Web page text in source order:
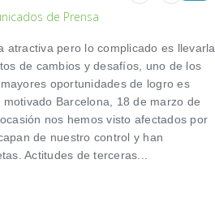
de Prensa
atractiva pero lo complicado es llevarla
de cambios y desafíos, uno de los
oportunidades de logro es
Barcelona, 18 de marzo de
nos hemos visto afectados por
de nuestro control y han
Actitudes de terceras...